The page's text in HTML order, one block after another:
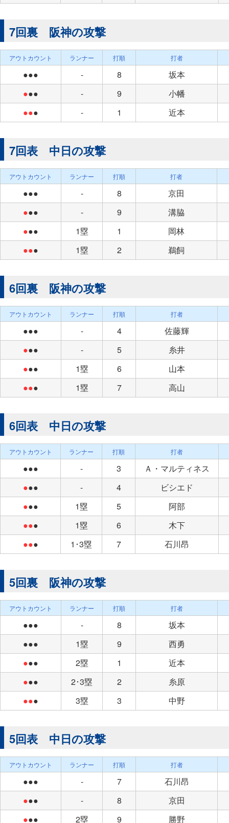
7回裏 阪神の攻撃
アウトカウント ランナー 打順 打者
●●● - 8
坂本
●●● - 9
小幡
●●● - 1 近本
7回表 中日の攻撃
アウトカウント ランナー 打順 打者
●●● - 8
京田
●●● - 9
溝脇
●●● 1塁 1
岡林
●●● 1塁 2 鵜飼
6回裏 阪神の攻撃
アウトカウント ランナー 打順 打者
●●● - 4
佐藤輝
●●● - 5
糸井
●●● 1塁 6
山本
●●● 1塁 7 高山
6回表 中日の攻撃
アウトカウント ランナー 打順 打者
●●● - 3
Ａ・マルティネス
●●● - 4
ビシエド
●●● 1塁 5
阿部
●●● 1塁 6
木下
●●● 1･3塁 7 石川昂
5回裏 阪神の攻撃
アウトカウント ランナー 打順 打者
●●● - 8
坂本
●●●
1塁 9
西勇
●●● 2塁 1
近本
●●● 2･3塁 2
糸原
●●● 3塁 3 中野
5回表 中日の攻撃
アウトカウント ランナー 打順 打者
●●● - 7
石川昂
●●● - 8
京田
●●● 2塁 9 勝野